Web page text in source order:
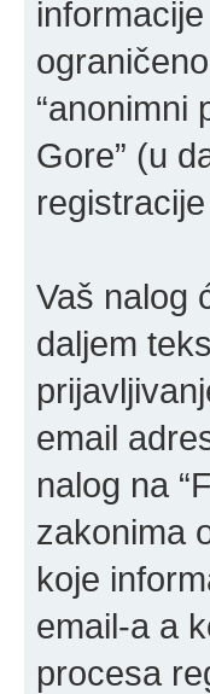
“anonimni
Gore” (u
Vaš nalog
daljem
email
nalog na
zakonima
koje
email-a a
procesa